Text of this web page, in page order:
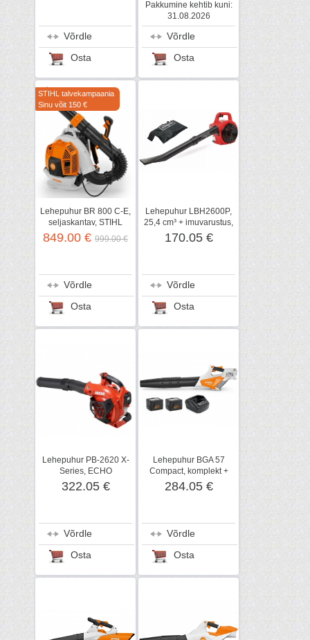
Võrdle
Osta
Pakkumine kehtib kuni:
31.08.2026
Võrdle
Osta
STIHL talvekampaania
Sinu võit 150 €
Lehepuhur BR 800 C-E,
seljaskantav, STIHL
849.00 € 999.00 €
Võrdle
Osta
Lehepuhur LBH2600P,
25,4 cm³ + imuvarustus,
Scheppach
170.05 €
Võrdle
Osta
Lehepuhur PB-2620 X-
Series, ECHO
322.05 €
Võrdle
Osta
Lehepuhur BGA 57
Compact, komplekt +
aku AK 20, STIHL
284.05 €
Võrdle
Osta